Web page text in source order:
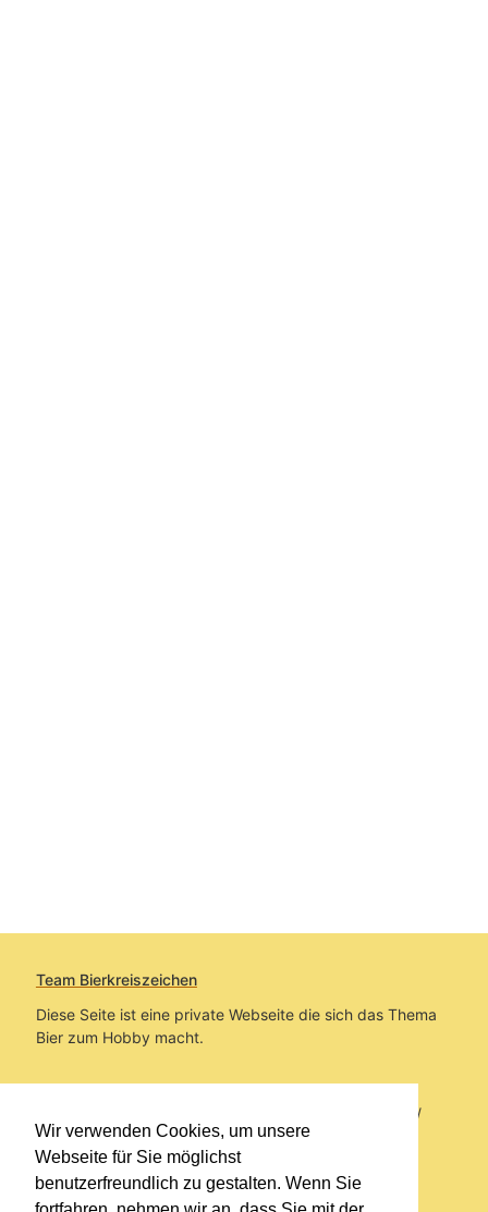
Wir verwenden Cookies, um unsere
Webseite für Sie möglichst
benutzerfreundlich zu gestalten. Wenn Sie
Team Bierkreiszeichen
Diese Seite ist eine private Webseite die sich das Thema
Bier zum Hobby macht.
Sie befinden sich auf https://www.bierkreiszeichen.at/
im Pfad:Bierkreiszeichen/Gesammelte Biere
Erstellt: 2026-08-10